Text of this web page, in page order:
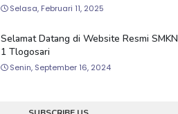
Selasa, Februari 11, 2025
Selamat Datang di Website Resmi SMKN
1 Tlogosari
Senin, September 16, 2024